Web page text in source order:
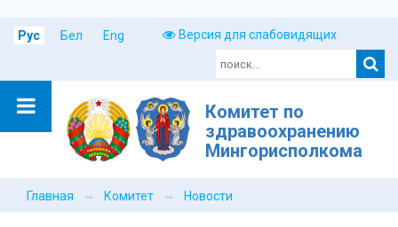
Рус Бел Eng Версия для слабовидящих
Комитет по
здравоохранению
Мингорисполкома
Главная → Комитет → Новости